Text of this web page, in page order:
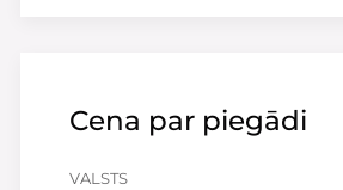
Cena par piegādi
VALSTS